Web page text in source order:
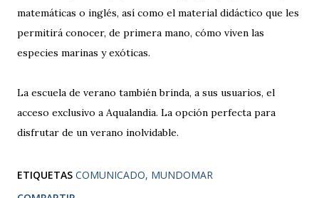
matemáticas o inglés, así como el material didáctico que les
permitirá conocer, de primera mano, cómo viven las
especies marinas y exóticas.
La escuela de verano también brinda, a sus usuarios, el
acceso exclusivo a Aqualandia. La opción perfecta para
disfrutar de un verano inolvidable.
ETIQUETAS COMUNICADO MUNDOMAR